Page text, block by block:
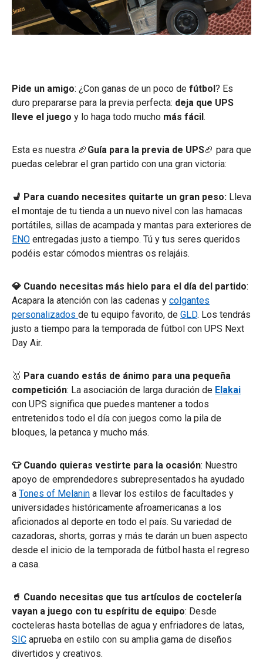
Pide un amigo: ¿Con ganas de un poco de fútbol? Es
duro prepararse para la previa perfecta: deja que UPS
lleve el juego y lo haga todo mucho más fácil.
Esta es nuestra 🏈 Guía para la previa de UPS🏈 para que
puedas celebrar el gran partido con una gran victoria:
💺 Para cuando necesites quitarte un gran peso: Lleva
el montaje de tu tienda a un nuevo nivel con las hamacas
portátiles, sillas de acampada y mantas para exteriores de
ENO entregadas justo a tiempo. Tú y tus seres queridos
podéis estar cómodos mientras os relajáis.
💎 Cuando necesitas más hielo para el día del partido:
Acapara la atención con las cadenas y colgantes
personalizados de tu equipo favorito, de GLD. Los tendrás
justo a tiempo para la temporada de fútbol con UPS Next
Day Air.
🥇 Para cuando estás de ánimo para una pequeña
competición: La asociación de larga duración de Elakai
con UPS significa que puedes mantener a todos
entretenidos todo el día con juegos como la pila de
bloques, la petanca y mucho más.
👕 Cuando quieras vestirte para la ocasión: Nuestro
apoyo de emprendedores subrepresentados ha ayudado
a Tones of Melanin a llevar los estilos de facultades y
universidades históricamente afroamericanas a los
aficionados al deporte en todo el país. Su variedad de
cazadoras, shorts, gorras y más te darán un buen aspecto
desde el inicio de la temporada de fútbol hasta el regreso
a casa.
🥤 Cuando necesitas que tus artículos de coctelería
vayan a juego con tu espíritu de equipo: Desde
cocteleras hasta botellas de agua y enfriadores de latas,
SIC aprueba en estilo con su amplia gama de diseños
divertidos y creativos.